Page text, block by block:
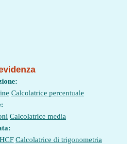
Calcolatrice percentuale
Calcolatrice media
Calcolatrice di trigonometria